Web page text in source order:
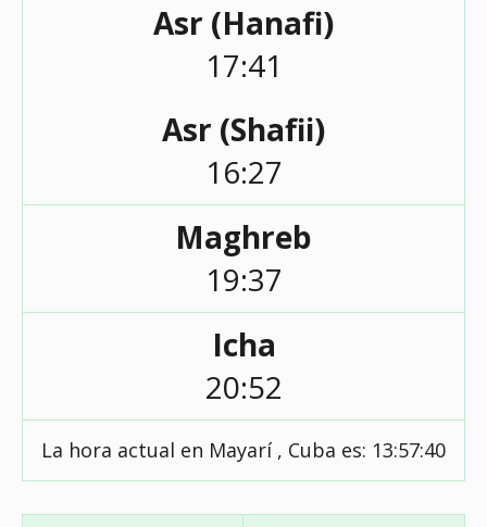
Asr (Hanafi)
17:41
Asr (Shafii)
16:27
Maghreb
19:37
Icha
20:52
La hora actual en Mayarí , Cuba es: 13:57:41